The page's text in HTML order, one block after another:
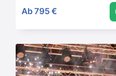
Ab 795 €